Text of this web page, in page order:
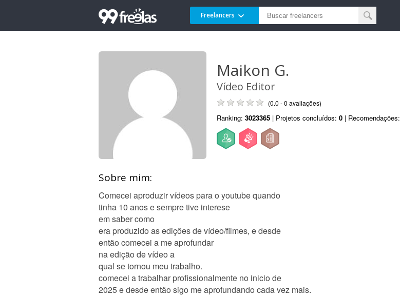
Freelancers
Maikon G.
Vídeo Editor
(0.0 - 0 avaliações)
Ranking: 3023365 | Projetos concluídos: 0 | Recomendações:
Sobre mim:
Comecei aproduzir vídeos para o youtube quando
tinha 10 anos e sempre tive interese
em saber como
era produzido as edições de vídeo/filmes, e desde
então comecei a me aprofundar
na edição de vídeo a
qual se tornou meu trabalho.
comecei a trabalhar profissionalmente no inicio de
2025 e desde então sigo me aprofundando cada vez mais.